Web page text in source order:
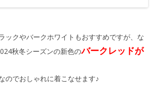
ックやバークホワイトもおすすめですが、な
秋冬シーズンの新色のバークレッドが
のでおしゃれに着こなせます♪